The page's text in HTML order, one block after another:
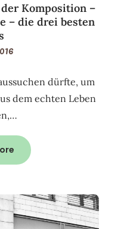
Komposition –
– die drei besten
dürfte, um
dem echten Leben